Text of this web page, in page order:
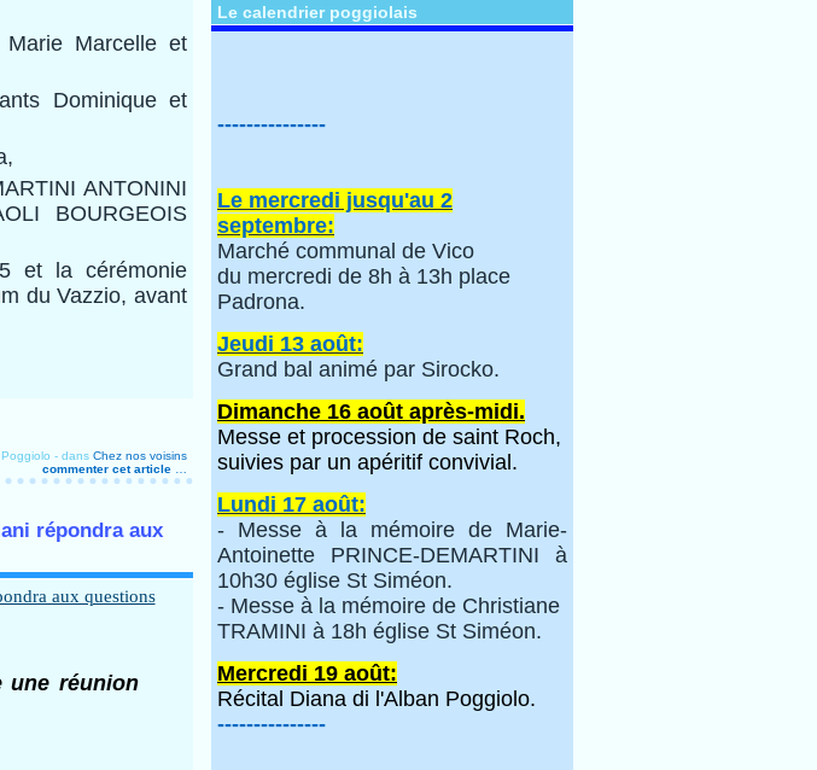
Marcelle et
Dominique et
ANTONINI
BOURGEOIS
et la cérémonie
du Vazzio, avant
- dans Chez nos voisins
commenter cet article
répondra aux
une réunion
Le calendrier poggiolais
---------------
Le mercredi jusqu'au 2
septembre:
Marché communal de Vico
du mercredi de 8h à 13h place
Padrona.
Jeudi 13 août:
Grand bal animé par Sirocko.
Dimanche 16 août après-midi.
Messe et procession de saint Roch,
suivies par un apéritif convivial.
Lundi 17 août:
- Messe à la mémoire de Marie-
Antoinette PRINCE-DEMARTINI à
10h30 église St Siméon.
- Messe à la mémoire de Christiane
TRAMINI à 18h église St Siméon.
Mercredi 19 août:
Récital Diana di l'Alban Poggiolo.
---------------